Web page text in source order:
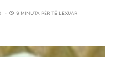
9 MINUTA PËR TË LEXUAR